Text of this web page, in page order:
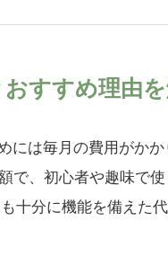
すすめ理由
には毎月の費用がか
で、初心者や趣味で
十分に機能を備えた